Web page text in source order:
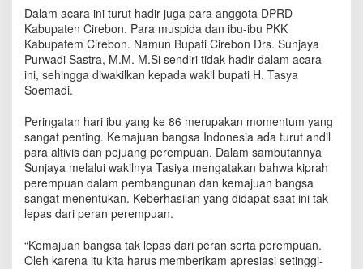
n
g
a
t
i
r
i
I
b
u
,
J
d
i
Dalam acara ini turut hadir juga para anggota DPRD
Kabupaten Cirebon. Para muspida dan ibu-ibu PKK
Kabupatem Cirebon. Namun Bupati Cirebon Drs. Sunjaya
Purwadi Sastra, M.M. M.Si sendiri tidak hadir dalam acara
ini, sehingga diwakilkan kepada wakil bupati H. Tasya
Soemadi.
Peringatan hari ibu yang ke 86 merupakan momentum yang
sangat penting. Kemajuan bangsa Indonesia ada turut andil
para altivis dan pejuang perempuan. Dalam sambutannya
Sunjaya melalui wakilnya Tasiya mengatakan bahwa kiprah
perempuan dalam pembangunan dan kemajuan bangsa
sangat menentukan. Keberhasilan yang didapat saat ini tak
lepas dari peran perempuan.
“Kemajuan bangsa tak lepas dari peran serta perempuan.
Oleh karena itu kita harus memberikam apresiasi setinggi-